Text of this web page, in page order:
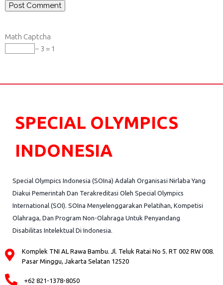
Math Captcha
− 3 = 1
SPECIAL OLYMPICS
INDONESIA
Special Olympics Indonesia (SOIna) Adalah Organisasi Nirlaba Yang
Diakui Pemerintah Dan Terakreditasi Oleh Special Olympics
International (SOI). SOIna Menyelenggarakan Pelatihan, Kompetisi
Olahraga, Dan Program Non-Olahraga Untuk Penyandang
Disabilitas Intelektual Di Indonesia.
Komplek TNI AL Rawa Bambu. Jl. Teluk Ratai No 5. RT 002 RW 008.
Pasar Minggu, Jakarta Selatan 12520
+62 821-1378-8050